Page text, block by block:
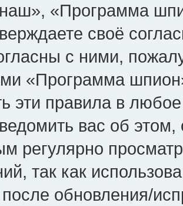
«Программа
своё
с ними,
«Программа
эти правила в
вас об
регулярно
так как
обновления/